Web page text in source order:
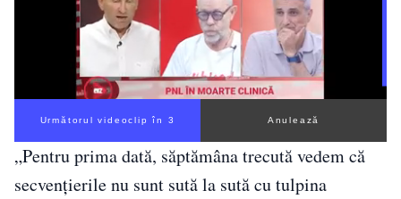
Următorul videoclip în 3 Anulează
„Pentru prima dată, săptămâna trecută vedem că
secvenţierile nu sunt sută la sută cu tulpina